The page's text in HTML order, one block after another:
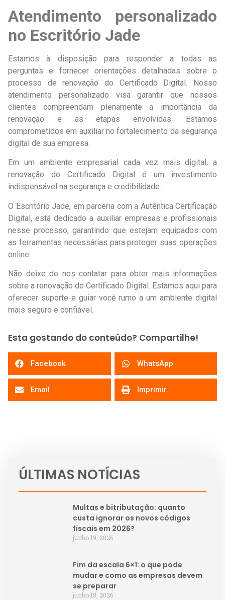
Atendimento personalizado
no Escritório Jade
Estamos à disposição para responder a todas as
perguntas e fornecer orientações detalhadas sobre o
processo de renovação do Certificado Digital. Nosso
atendimento personalizado visa garantir que nossos
clientes compreendam plenamente a importância da
renovação e as etapas envolvidas. Estamos
comprometidos em auxiliar no fortalecimento da segurança
digital de sua empresa.
Em um ambiente empresarial cada vez mais digital, a
renovação do Certificado Digital é um investimento
indispensável na segurança e credibilidade.
O Escritório Jade, em parceria com a Autêntica Certificação
Digital, está dedicado a auxiliar empresas e profissionais
nesse processo, garantindo que estejam equipados com
as ferramentas necessárias para proteger suas operações
online.
Não deixe de nos contatar para obter mais informações
sobre a renovação do Certificado Digital. Estamos aqui para
oferecer suporte e guiar você rumo a um ambiente digital
mais seguro e confiável.
Esta gostando do conteúdo? Compartilhe!
Facebook WhatsApp
Email Imprimir
ÚLTIMAS NOTÍCIAS
Multas e bitributação: quanto
custa ignorar os novos códigos
fiscais em 2026?
junho 19, 2026
Fim da escala 6×1: o que pode
mudar e como as empresas devem
se preparar
junho 18, 2026